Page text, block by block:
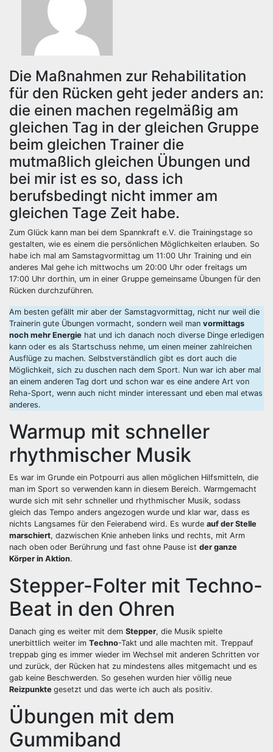
Die Maßnahmen zur Rehabilitation
für den Rücken geht jeder anders an:
die einen machen regelmäßig am
gleichen Tag in der gleichen Gruppe
beim gleichen Trainer die
mutmaßlich gleichen Übungen und
bei mir ist es so, dass ich
berufsbedingt nicht immer am
gleichen Tage Zeit habe.
Zum Glück kann man bei dem Spannkraft e.V. die Trainingstage so
gestalten, wie es einem die persönlichen Möglichkeiten erlauben. So
habe ich mal am Samstagvormittag um 11:00 Uhr Training und ein
anderes Mal gehe ich mittwochs um 20:00 Uhr oder freitags um
17:00 Uhr dorthin, um in einer Gruppe gemeinsame Übungen für den
Rücken durchzuführen.
Am besten gefällt mir aber der Samstagvormittag, nicht nur weil die
Trainerin gute Übungen vormacht, sondern weil man vormittags
noch mehr Energie hat und ich danach noch diverse Dinge erledigen
kann oder es als Startschuss nehme, um einen meiner zahlreichen
Ausflüge zu machen. Selbstverständlich gibt es dort auch die
Möglichkeit, sich zu duschen nach dem Sport. Nun war ich aber mal
an einem anderen Tag dort und schon war es eine andere Art von
Reha-Sport, wenn auch nicht minder interessant und eben mal etwas
anderes.
Warmup mit schneller
rhythmischer Musik
Es war im Grunde ein Potpourri aus allen möglichen Hilfsmitteln, die
man im Sport so verwenden kann in diesem Bereich. Warmgemacht
wurde sich mit sehr schneller und rhythmischer Musik, sodass
gleich das Tempo anders angezogen wurde und klar war, dass es
nichts Langsames für den Feierabend wird. Es wurde auf der Stelle
marschiert, dazwischen Knie anheben links und rechts, mit Arm
nach oben oder Berührung und fast ohne Pause ist der ganze
Körper in Aktion.
Stepper-Folter mit Techno-
Beat in den Ohren
Danach ging es weiter mit dem Stepper, die Musik spielte
unerbittlich weiter im Techno-Takt und alle machten mit. Treppauf
treppab ging es immer wieder im Wechsel mit anderen Schritten vor
und zurück, der Rücken hat zu mindestens alles mitgemacht und es
gab keine Beschwerden. So gesehen wurden hier völlig neue
Reizpunkte gesetzt und das werte ich auch als positiv.
Übungen mit dem
Gummiband